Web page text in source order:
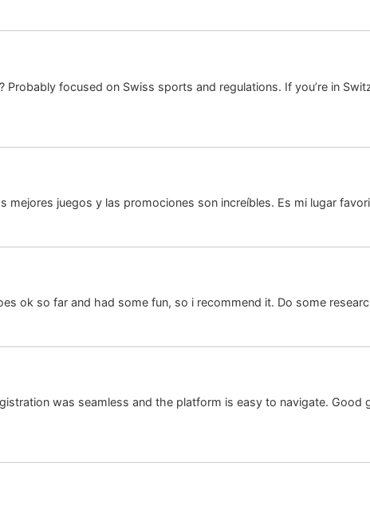
Probably focused on Swiss sports and regulations. If you’re in
mejores juegos y las promociones son increíbles. Es mi lugar
ok so far and had some fun, so i recommend it. Do some
was seamless and the platform is easy to navigate.